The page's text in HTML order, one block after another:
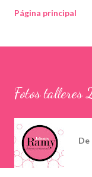
Página principal
Fotos talleres
De